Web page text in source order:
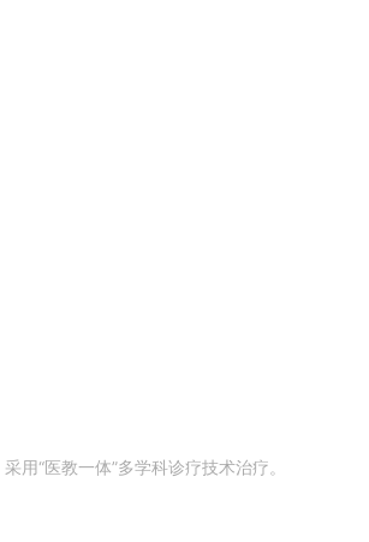
“医教一体”多学科诊疗技术治疗。